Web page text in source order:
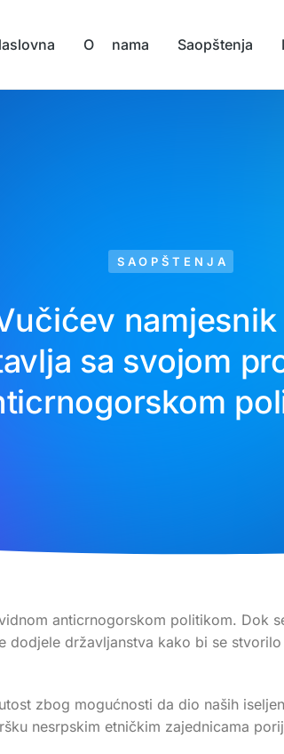
O nama Saopštenja
SAOPŠTENJA
sa svojom
anticrnogorskom politikom. Dok
dodjele državljanstva kako bi se
zbog mogućnosti da dio naših
nesrpskim etničkim zajednicama